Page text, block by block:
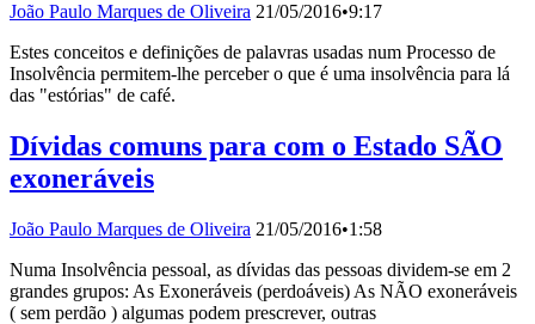
João Paulo Marques de Oliveira 21/05/2016•9:17
Estes conceitos e definições de palavras usadas num Processo de
Insolvência permitem-lhe perceber o que é uma insolvência para lá
das "estórias" de café.
Dívidas comuns para com o Estado SÃO
exoneráveis
João Paulo Marques de Oliveira 21/05/2016•1:58
Numa Insolvência pessoal, as dívidas das pessoas dividem-se em 2
grandes grupos: As Exoneráveis (perdoáveis) As NÃO exoneráveis
( sem perdão ) algumas podem prescrever, outras